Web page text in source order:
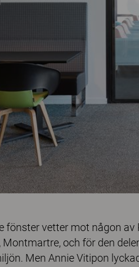
fönster vetter mot någon
och för den
Men Annie Vitipon